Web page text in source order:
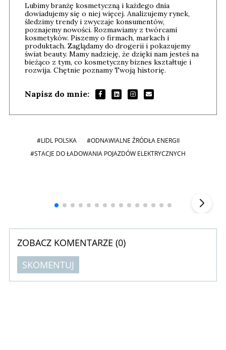
Lubimy branżę kosmetyczną i każdego dnia
dowiadujemy się o niej więcej. Analizujemy rynek,
śledzimy trendy i zwyczaje konsumentów,
poznajemy nowości. Rozmawiamy z twórcami
kosmetyków. Piszemy o firmach, markach i
produktach. Zaglądamy do drogerii i pokazujemy
świat beauty. Mamy nadzieję, że dzięki nam jesteś na
bieżąco z tym, co kosmetyczny biznes kształtuje i
rozwija. Chętnie poznamy Twoją historię.
Napisz do mnie:
#LIDL POLSKA
#ODNAWIALNE ŹRÓDŁA ENERGII
#STACJE DO ŁADOWANIA POJAZDÓW ELEKTRYCZNYCH
ZOBACZ KOMENTARZE (0)
SKOMENTUJ